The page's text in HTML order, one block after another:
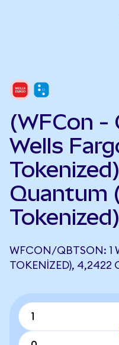
(WFCon -
Wells
Quantum
WFCON/QBTSON: 1
TOKENIZED), 4,2422